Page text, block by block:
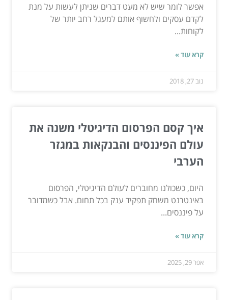
אפשר לומר שיש לא מעט דברים שניתן לעשות על מנת
לקדם עסקים ולחשוף אותם למעגל רחב יותר של
לקוחות...
קרא עוד »
נוב 27, 2018
איך קסם הפרסום הדיגיטלי משנה את
עולם הפיננסים והבנקאות במגזר
הערבי
היום, כשכולנו מחוברים לעולם הדיגיטלי, הפרסום
באינטרנט משחק תפקיד ענק בכל תחום. אבל כשמדובר
על פיננסים...
קרא עוד »
אפר 29, 2025